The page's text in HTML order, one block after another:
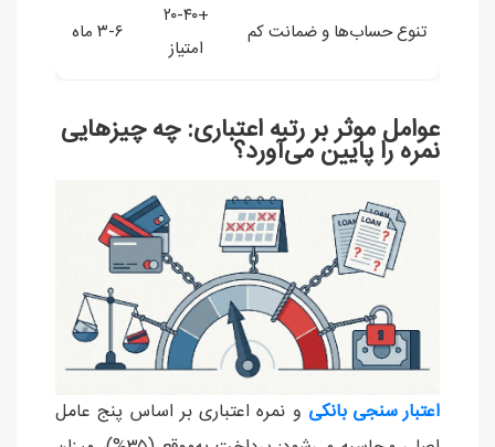
تنوع حساب‌ها و ضمانت کم
+۲۰-۴۰
امتیاز
۳-۶ ماه
عوامل موثر بر رتبه اعتباری: چه چیزهایی
نمره را پایین می‌آورد؟
اعتبار سنجی بانکی و نمره اعتباری بر اساس پنج عامل